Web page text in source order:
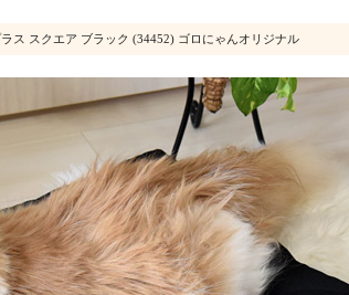
ス スクエア ブラック (34452) ゴロにゃんオリジナル